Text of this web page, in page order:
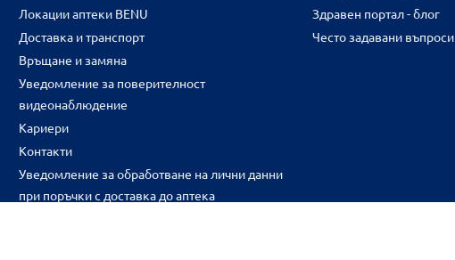
Локации аптеки BENU
Доставка и транспорт
Връщане и замяна
Уведомление за поверителност
видеонаблюдение
Кариери
Контакти
Уведомление за обработване на лични данни
при поръчки с доставка до аптека
Здравен портал - блог
Често задавани въпроси